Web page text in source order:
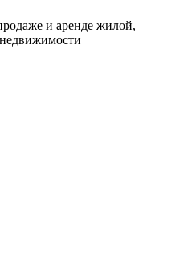
и аренде жилой,